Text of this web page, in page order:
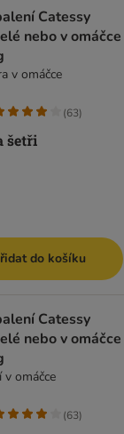
Catessy
nebo v omáčce
v omáčce
(63)
do košíku
Catessy
nebo v omáčce
v omáčce
(63)